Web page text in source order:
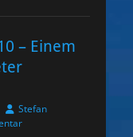
– Einem
AutorStefan